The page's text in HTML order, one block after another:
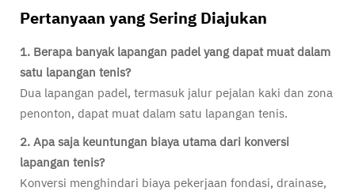
Pertanyaan yang Sering Diajukan
1. Berapa banyak lapangan padel yang dapat muat dalam
satu lapangan tenis?
Dua lapangan padel, termasuk jalur pejalan kaki dan zona
penonton, dapat muat dalam satu lapangan tenis.
2. Apa saja keuntungan biaya utama dari konversi
lapangan tenis?
Konversi menghindari biaya pekerjaan fondasi, drainase,